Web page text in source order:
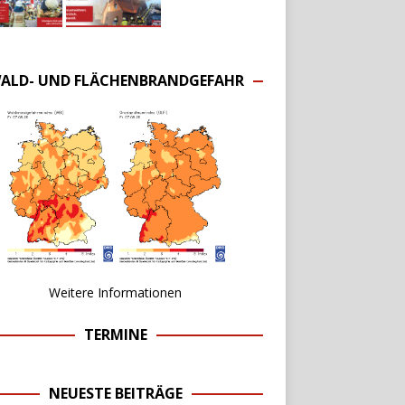
UND FLÄCHENBRANDGEFAHR
Weitere Informationen
TERMINE
NEUESTE BEITRÄGE